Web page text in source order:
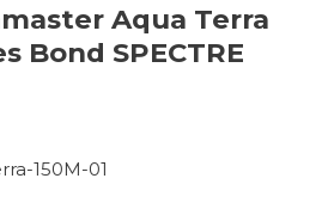
Aqua Terra
Bond SPECTRE